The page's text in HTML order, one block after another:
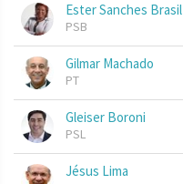
Ester Sanches Brasil
PSB
Gilmar Machado
PT
Gleiser Boroni
PSL
Jésus Lima